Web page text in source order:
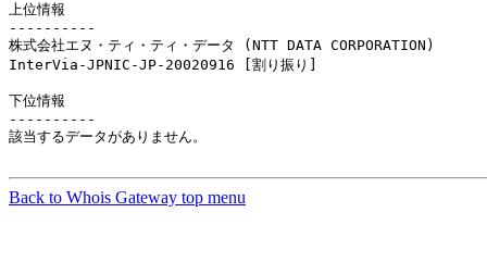
上位情報
----------
株式会社エヌ・ティ・ティ・データ (NTT DATA CORPORATION)
InterVia-JPNIC-JP-20020916 [割り
下位情報
----------
該当するデータがありません。
Back to Whois Gateway top menu